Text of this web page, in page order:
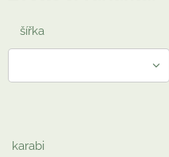
šířka
karabi